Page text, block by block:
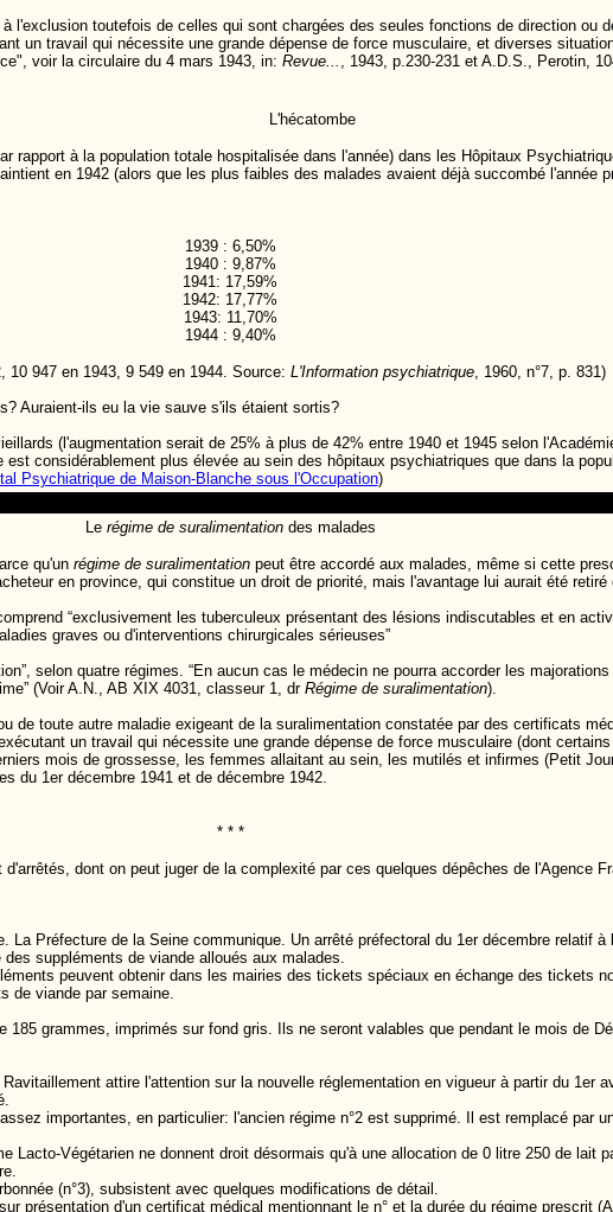
l'exclusion toutefois de celles qui sont chargées des seules fonctions de direction ou
un travail qui nécessite une grande dépense de force musculaire, et diverses
voir la circulaire du 4 mars 1943, in: Revue... , 1943, p.230-231 et A.D.S., Perotin,
L'hécatombe
rapport à la population totale hospitalisée dans l'année) dans les Hôpitaux
en 1942 (alors que les plus faibles des malades avaient déjà succombé l'année
1939 : 6,50%
1940 : 9,87%
1941: 17,59%
1942: 17,77%
1943: 11,70%
1944 : 9,40%
10 947 en 1943, 9 549 en 1944. Source: L'Information psychiatrique, 1960, n°7, p. 831)
Auraient-ils eu la vie sauve s'ils étaient sortis?
(l'augmentation serait de 25% à plus de 42% entre 1940 et 1945 selon
est considérablement plus élevée au sein des hôpitaux psychiatriques que dans la
Psychiatrique de Maison-Blanche sous l'Occupation)
Le régime de suralimentationdes malades
qu'un régime de suralimentationpeut être accordé aux malades, même si cette
en province, qui constitue un droit de priorité, mais l'avantage lui aurait été retiré
“exclusivement les tuberculeux présentant des lésions indiscutables et en
graves ou d'interventions chirurgicales sérieuses”
selon quatre régimes. “En aucun cas le médecin ne pourra accorder les
(Voir A.N., AB XIX 4031, classeur 1, dr Régime de suralimentation).
de toute autre maladie exigeant de la suralimentation constatée par des certificats
un travail qui nécessite une grande dépense de force musculaire (dont
mois de grossesse, les femmes allaitant au sein, les mutilés et infirmes (Petit
du 1er décembre 1941 et de décembre 1942.
* * *
dont on peut juger de la complexité par ces quelques dépêches de l'Agence
Préfecture de la Seine communique. Un arrêté préfectoral du 1er décembre relatif
suppléments de viande alloués aux malades.
peuvent obtenir dans les mairies des tickets spéciaux en échange des tickets
de viande par semaine.
grammes, imprimés sur fond gris. Ils ne seront valables que pendant le mois de
attire l'attention sur la nouvelle réglementation en vigueur à partir du 1er
importantes, en particulier: l'ancien régime n°2 est supprimé. Il est remplacé par
Lacto-Végétarien ne donnent droit désormais qu'à une allocation de 0 litre 250 de lait
(n°3), subsistent avec quelques modifications de détail.
présentation d'un certificat médical mentionnant le n° et la durée du régime prescrit